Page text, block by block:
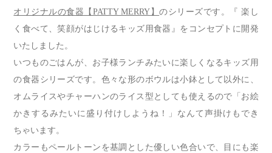
オリジナルの食器【PATTY MERRY】のシリーズです。『 楽し
く食べて、笑顔がはじけるキッズ用食器』をコンセプトに開発
いたしました。
いつものごはんが、お子様ランチみたいに楽しくなるキッズ用
の食器シリーズです。色々な形のボウルは小鉢として以外に、
オムライスやチャーハンのライス型としても使えるので「お絵
かきするみたいに盛り付けしようね！」なんて声掛けもでき
ちゃいます。
カラーもペールトーンを基調とした優しい色合いで、目にも楽